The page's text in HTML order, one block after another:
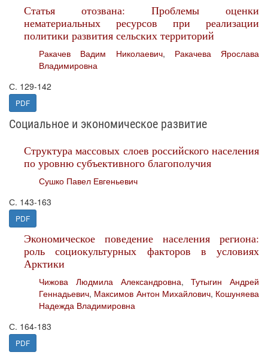
Статья отозвана: Проблемы оценки
нематериальных ресурсов при реализации
политики развития сельских территорий
Ракачев Вадим Николаевич, Ракачева Ярослава
Владимировна
С. 129-142
PDF
Социальное и экономическое развитие
Структура массовых слоев российского населения
по уровню субъективного благополучия
Сушко Павел Евгеньевич
С. 143-163
PDF
Экономическое поведение населения региона:
роль социокультурных факторов в условиях
Арктики
Чижова Людмила Александровна,Тутыгин Андрей
Геннадьевич, Максимов Антон Михайлович, Кошуняева
Надежда Владимировна
С. 164-183
PDF